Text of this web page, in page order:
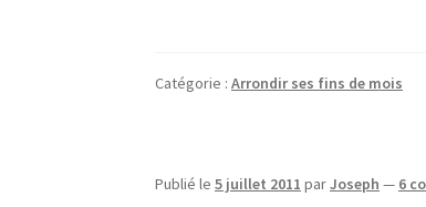
Catégorie :Arrondir ses fins de mois
Publié le5 juillet 2011 parJoseph — 6